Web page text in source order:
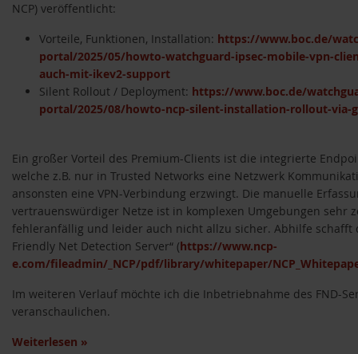
NCP) veröffentlicht:
Vorteile, Funktionen, Installation: https://www.boc.de/
portal/2025/05/howto-watchguard-ipsec-mobile-vpn-
auch-mit-ikev2-support
Silent Rollout / Deployment: https://www.boc.de/
portal/2025/08/howto-ncp-silent-installation-rollout-via-
Ein großer Vorteil des Premium-Clients ist die integrierte
welche z.B. nur in Trusted Networks eine Netzwerk
ansonsten eine VPN-Verbindung erzwingt. Die manuelle
vertrauenswürdiger Netze ist in komplexen Umgebungen sehr
fehleranfällig und leider auch nicht allzu sicher. Abhilfe schafft
Friendly Net Detection Server“ (https://www.ncp-
e.com/fileadmin/_NCP/pdf/library/whitepaper/
Im weiteren Verlauf möchte ich die Inbetriebnahme des FND-
veranschaulichen.
Weiterlesen »